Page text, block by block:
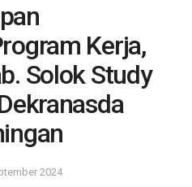
Kerja,
Solok Study
2024